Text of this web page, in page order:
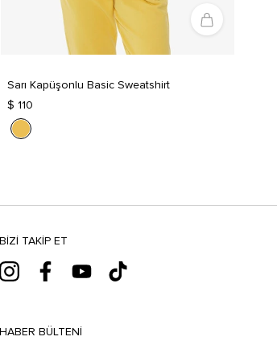
Sarı Kapüşonlu Basic Sweatshirt
$ 110
BIZI TAKIP ET
HABER BÜLTENI